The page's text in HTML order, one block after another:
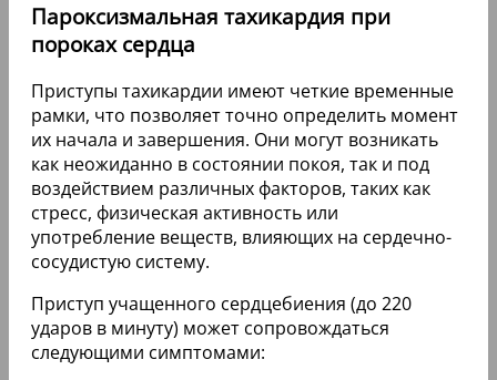
Пароксизмальная тахикардия при
пороках сердца
Приступы тахикардии имеют четкие временные
рамки, что позволяет точно определить момент
их начала и завершения. Они могут возникать
как неожиданно в состоянии покоя, так и под
воздействием различных факторов, таких как
стресс, физическая активность или
употребление веществ, влияющих на сердечно-
сосудистую систему.
Приступ учащенного сердцебиения (до 220
ударов в минуту) может сопровождаться
следующими симптомами: